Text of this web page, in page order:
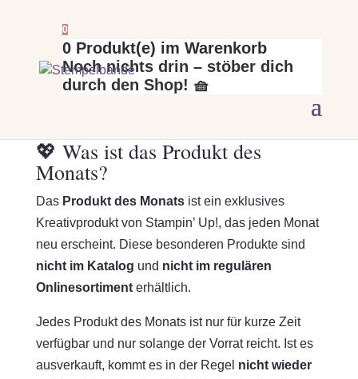
0
0 Produkt(e) im Warenkorb
Noch nichts drin – stöber dich
durch den Shop! 🧺
💖 Was ist das Produkt des
Monats?
Das Produkt des Monatsist ein exklusives
Kreativprodukt von Stampin’ Up!, das jeden Monat
neu erscheint. Diese besonderen Produkte sind
nicht im Katalog und nicht im regulären
Onlinesortimenterhältlich.
Jedes Produkt des Monats ist nur für kurze Zeit
verfügbar und nur solange der Vorrat reicht. Ist es
ausverkauft, kommt es in der Regel nicht wieder